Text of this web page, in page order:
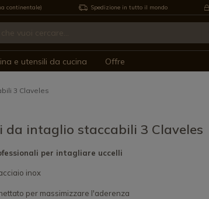
continentale) Spedizione in tutto il mondo
e utensili da cucina Offre
3 Claveles
da intaglio staccabili 3 Claveles
per intagliare uccelli
inox
per massimizzare l'aderenza